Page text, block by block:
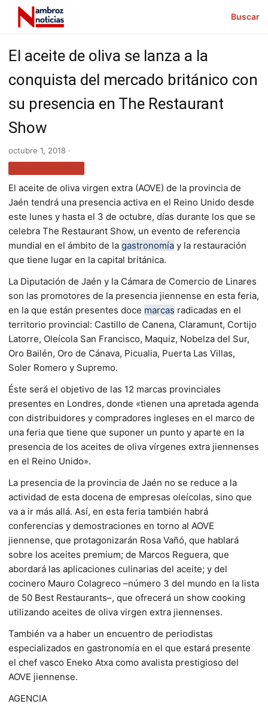
Buscar
El aceite de oliva se lanza a la
conquista del mercado británico con
su presencia en The Restaurant
Show
octubre 1, 2018 ·
El aceite de oliva virgen extra (AOVE) de la provincia de
Jaén tendrá una presencia activa en el Reino Unido desde
este lunes y hasta el 3 de octubre, días durante los que se
celebra The Restaurant Show, un evento de referencia
mundial en el ámbito de la gastronomía y la restauración
que tiene lugar en la capital británica.
La Diputación de Jaén y la Cámara de Comercio de Linares
son las promotores de la presencia jiennense en esta feria,
en la que están presentes doce marcas radicadas en el
territorio provincial: Castillo de Canena, Claramunt, Cortijo
Latorre, Oleícola San Francisco, Maquiz, Nobelza del Sur,
Oro Bailén, Oro de Cánava, Picualia, Puerta Las Villas,
Soler Romero y Supremo.
Éste será el objetivo de las 12 marcas provinciales
presentes en Londres, donde «tienen una apretada agenda
con distribuidores y compradores ingleses en el marco de
una feria que tiene que suponer un punto y aparte en la
presencia de los aceites de oliva vírgenes extra jiennenses
en el Reino Unido».
La presencia de la provincia de Jaén no se reduce a la
actividad de esta docena de empresas oleícolas, sino que
va a ir más allá. Así, en esta feria también habrá
conferencias y demostraciones en torno al AOVE
jiennense, que protagonizarán Rosa Vañó, que hablará
sobre los aceites premium; de Marcos Reguera, que
abordará las aplicaciones culinarias del aceite; y del
cocinero Mauro Colagreco –número 3 del mundo en la lista
de 50 Best Restaurants–, que ofrecerá un show cooking
utilizando aceites de oliva virgen extra jiennenses.
También va a haber un encuentro de periodistas
especializados en gastronomía en el que estará presente
el chef vasco Eneko Atxa como avalista prestigioso del
AOVE jiennense.
AGENCIA